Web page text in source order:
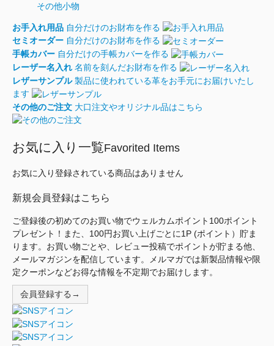
その他小物
お手入れ用品 自分だけのお財布を作る
セミオーダー 自分だけのお財布を作る
手帳カバー 自分だけの手帳カバーを作る
レーザー名入れ 名前を刻んだお財布を作る
レザーサンプル製品に使われている革をお手元にお届けいたし
ます
その他のご注文 大口注文やオリジナル品はこちら
お気に入り一覧Favorited Items
お気に入り登録されている商品はありません
新規会員登録はこちら
ご登録後の初めてのお買い物でウェルカムポイント100ポイント
プレゼント！また、100円お買い上げごとに1P (ポイント）貯ま
ります。お買い物ごとや、レビュー投稿でポイントが貯まる他、
メールマガジンを配信しています。メルマガでは新製品情報や限
定クーポンなどお得な情報を不定期でお届けします。
会員登録する→